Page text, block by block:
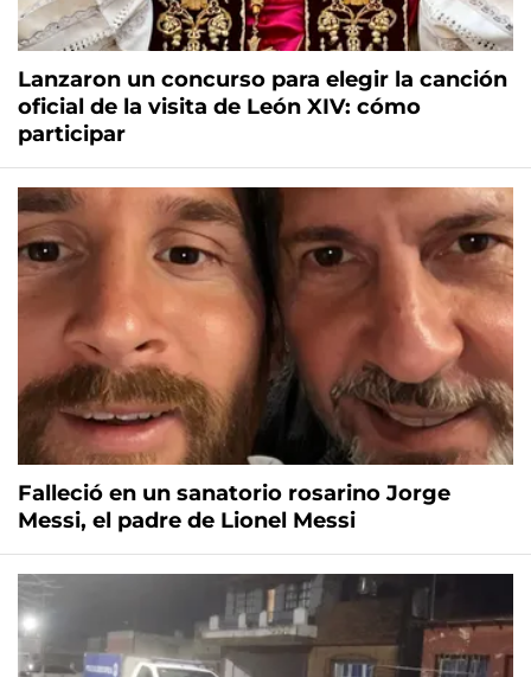
Lanzaron un concurso para elegir la canción
oficial de la visita de León XIV: cómo
participar
Falleció en un sanatorio rosarino Jorge
Messi, el padre de Lionel Messi